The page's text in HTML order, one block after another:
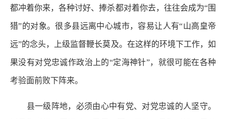
都冲着你来，各种讨好、捧杀都对着你去，往往会成为“围
猎”的对象。很多县远离中心城市，容易让人有“山高皇帝
远”的念头，上级监督鞭长莫及。在这样的环境下工作，如
果没有对党忠诚作政治上的“定海神针”，就很可能在各种
考验面前败下阵来。
县一级阵地，必须由心中有党、对党忠诚的人坚守。